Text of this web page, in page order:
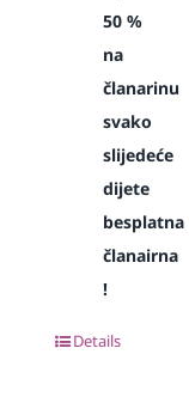
50 %
na
članarinu
svako
slijedeće
dijete
besplatna
članairna
!
Details